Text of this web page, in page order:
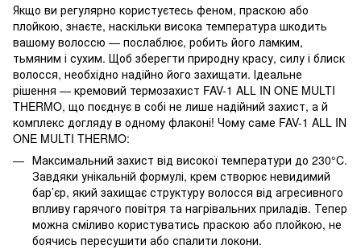
Якщо ви регулярно користуєтесь феном, праскою або
плойкою, знаєте, наскільки висока температура шкодить
вашому волоссю — послаблює, робить його ламким,
тьмяним і сухим. Щоб зберегти природну красу, силу і блиск
волосся, необхідно надійно його захищати. Ідеальне
рішення — кремовий термозахист FAV-1 ALL IN ONE MULTI
THERMO, що поєднує в собі не лише надійний захист, а й
комплекс догляду в одному флаконі! Чому саме FAV-1 ALL IN
ONE MULTI THERMO:
Максимальний захист від високої температури до 230°C.
Завдяки унікальній формулі, крем створює невидимий
бар’єр, який захищає структуру волосся від агресивного
впливу гарячого повітря та нагрівальних приладів. Тепер
можна сміливо користуватись праскою або плойкою, не
боячись пересушити або спалити локони.